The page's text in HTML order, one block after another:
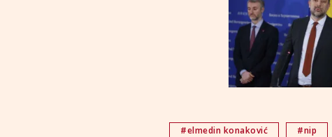
#elmedin konaković #nip